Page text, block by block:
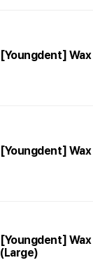
[Youngdent]
[Youngdent]
[Youngdent]
(Large)